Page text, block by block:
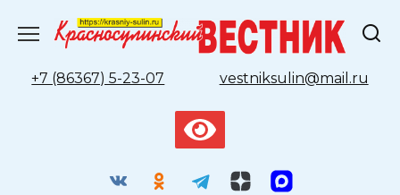
содержанию
+7 (86367) 5-23-07
vestniksulin@mail.ru